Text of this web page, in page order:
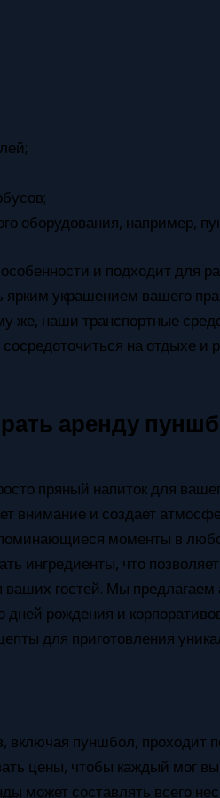
оборудования, например,
и подходит для
украшением вашего
же, наши транспортные
на отдыхе и
аренду
пряный напиток для
внимание и создает
моменты в
ингредиенты, что
ваших гостей. Мы
рождения и
для приготовления
включая пуншбол, проходит
цены, чтобы каждый мог
может составлять всего